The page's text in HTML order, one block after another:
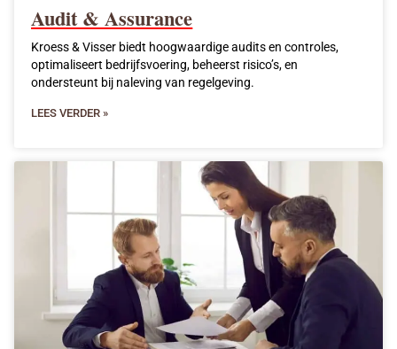
Audit & Assurance
Kroess & Visser biedt hoogwaardige audits en controles,
optimaliseert bedrijfsvoering, beheerst risico’s, en
ondersteunt bij naleving van regelgeving.
LEES VERDER »